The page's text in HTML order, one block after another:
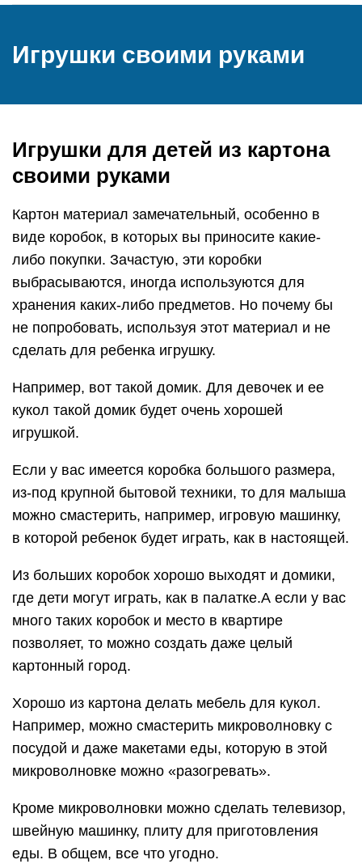
Игрушки своими руками
Игрушки для детей из картона
своими руками
Картон материал замечательный, особенно в
виде коробок, в которых вы приносите какие-
либо покупки. Зачастую, эти коробки
выбрасываются, иногда используются для
хранения каких-либо предметов. Но почему бы
не попробовать, используя этот материал и не
сделать для ребенка игрушку.
Например, вот такой домик. Для девочек и ее
кукол такой домик будет очень хорошей
игрушкой.
Если у вас имеется коробка большого размера,
из-под крупной бытовой техники, то для малыша
можно смастерить, например, игровую машинку,
в которой ребенок будет играть, как в настоящей.
Из больших коробок хорошо выходят и домики,
где дети могут играть, как в палатке.А если у вас
много таких коробок и место в квартире
позволяет, то можно создать даже целый
картонный город.
Хорошо из картона делать мебель для кукол.
Например, можно смастерить микроволновку с
посудой и даже макетами еды, которую в этой
микроволновке можно «разогревать».
Кроме микроволновки можно сделать телевизор,
швейную машинку, плиту для приготовления
еды. В общем, все что угодно.